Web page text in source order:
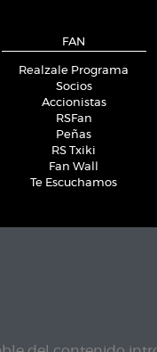
FAN
Realzale Programa
Socios
Accionistas
RSFan
Peñas
RS Txiki
Fan Wall
Te Escuchamos